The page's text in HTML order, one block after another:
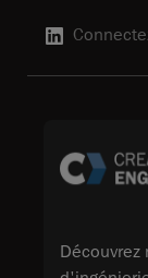
Découvrez